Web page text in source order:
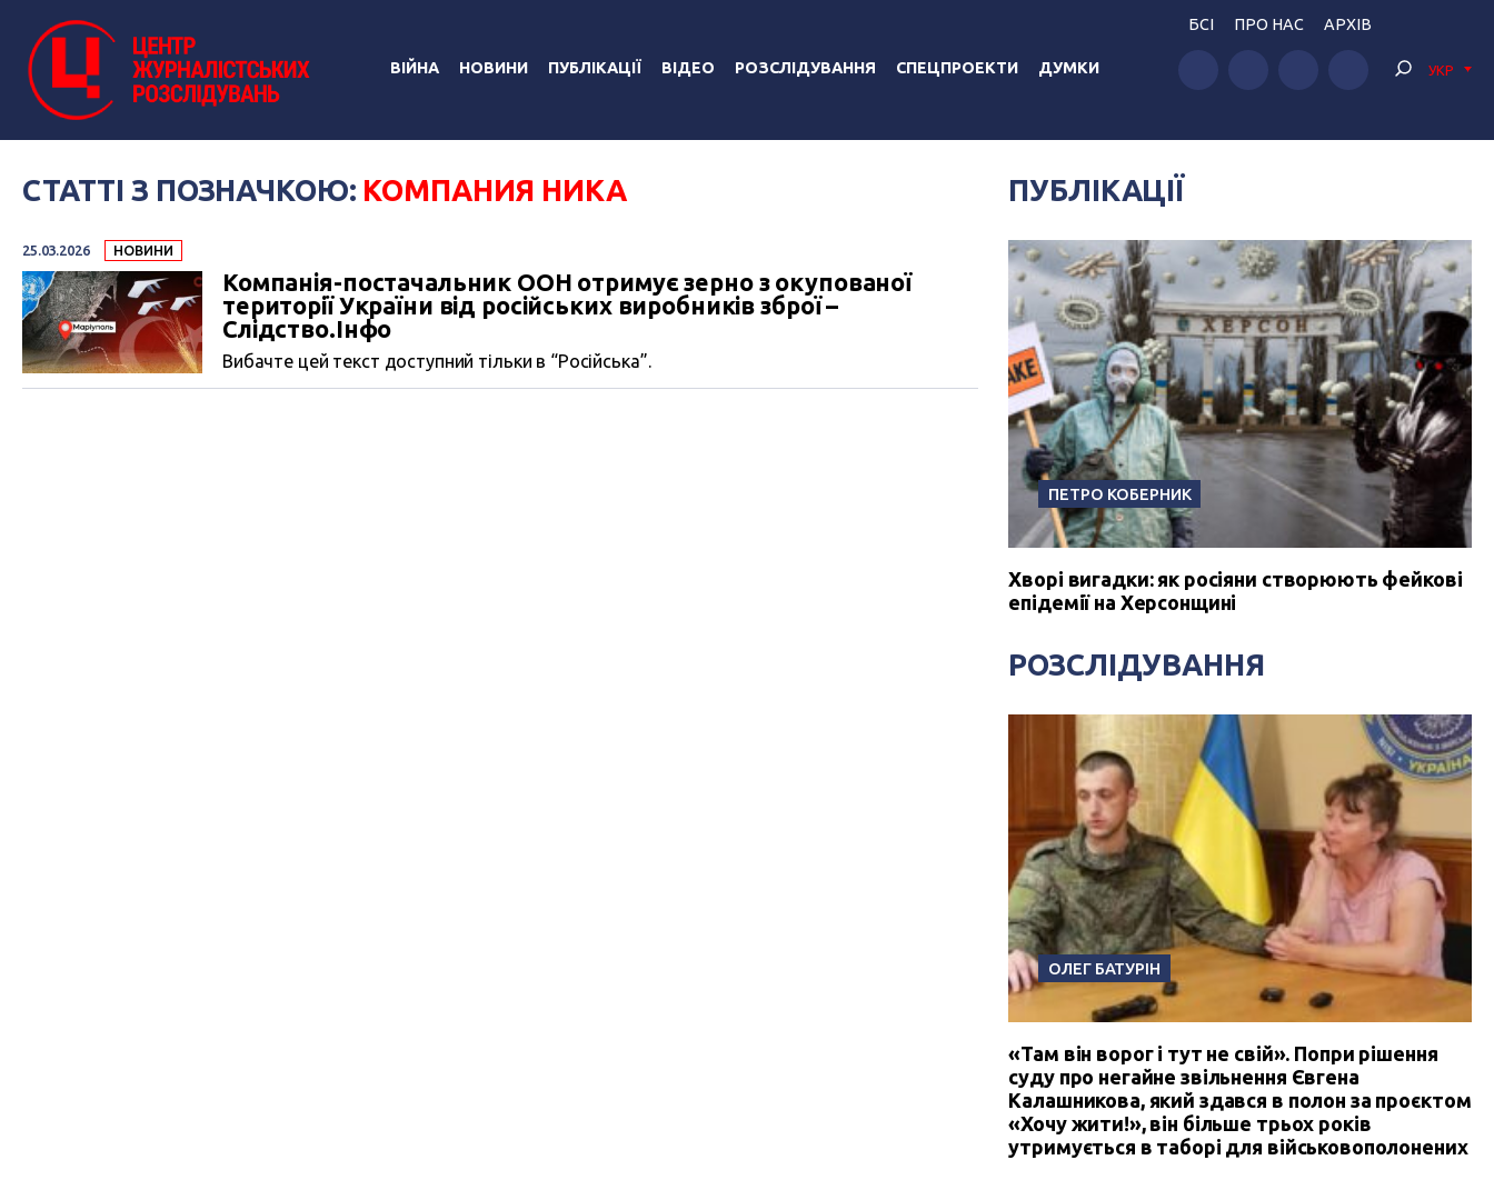
ВІЙНА НОВИНИ ПУБЛІКАЦІЇ ВІДЕО РОЗСЛІДУВАННЯ СПЕЦПРОЕКТИ ДУМКИ
БСІ ПРО НАС АРХІВ
УКР
СТАТТІ З ПОЗНАЧКОЮ: КОМПАНИЯ НИКА
25.03.2026 НОВИНИ
Компанія-постачальник ООН отримує зерно з окупованої
території України від російських виробників зброї –
Слідство.Інфо
Вибачте цей текст доступний тільки в “Російська”.
ПУБЛІКАЦІЇ
ПЕТРО КОБЕРНИК
Хворі вигадки: як росіяни створюють фейкові
епідемії на Херсонщині
РОЗСЛІДУВАННЯ
ОЛЕГ БАТУРІН
«Там він ворог і тут не свій». Попри рішення
суду про негайне звільнення Євгена
Калашникова, який здався в полон за проєктом
«Хочу жити!», він більше трьох років
утримується в таборі для військовополонених